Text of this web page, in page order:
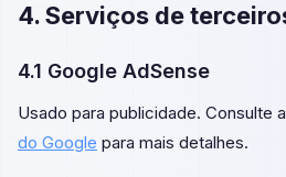
4. Serviços de
4.1 Google AdSense
Usado para publicidade. Consulte a
do Google para mais detalhes.